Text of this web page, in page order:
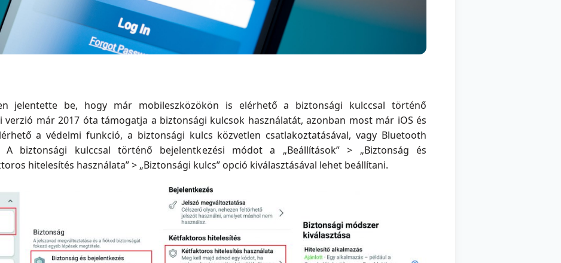
jelentette be, hogy már mobileszközökön is elérhető a biztonsági kulccsal történő
verzió már 2017 óta támogatja a biztonsági kulcsok használatát, azonban most már iOS és
a védelmi funkció, a biztonsági kulcs közvetlen csatlakoztatásával, vagy Bluetooth
A biztonsági kulccsal történő bejelentkezési módot a „Beállítások” > „Biztonság és
hitelesítés használata” > „Biztonsági kulcs” opció kiválasztásával lehet beállítani.